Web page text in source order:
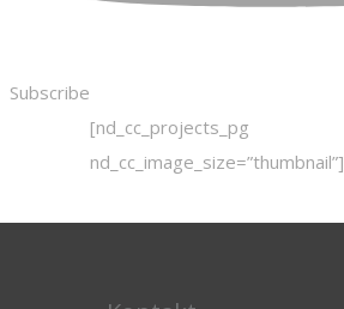
Subscribe
[nd_cc_projects_pg
nd_cc_image_size=”thumbnail”]